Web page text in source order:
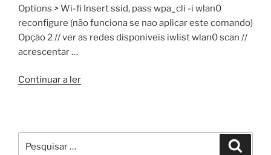
Options > Wi-fi Insert ssid, pass wpa_cli -i wlan0
reconfigure (não funciona se nao aplicar este comando)
Opção 2 // ver as redes disponiveis iwlist wlan0 scan //
acrescentar …
Continuar a ler“Raspberry